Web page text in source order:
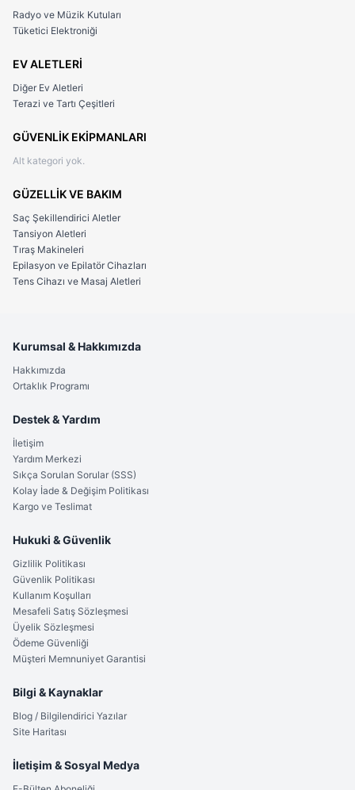
Radyo ve Müzik Kutuları
Tüketici Elektroniği
EV ALETLERİ
Diğer Ev Aletleri
Terazi ve Tartı Çeşitleri
GÜVENLİK EKİPMANLARI
Alt kategori yok.
GÜZELLİK VE BAKIM
Saç Şekillendirici Aletler
Tansiyon Aletleri
Tıraş Makineleri
Epilasyon ve Epilatör Cihazları
Tens Cihazı ve Masaj Aletleri
Kurumsal & Hakkımızda
Hakkımızda
Ortaklık Programı
Destek & Yardım
İletişim
Yardım Merkezi
Sıkça Sorulan Sorular (SSS)
Kolay İade & Değişim Politikası
Kargo ve Teslimat
Hukuki & Güvenlik
Gizlilik Politikası
Güvenlik Politikası
Kullanım Koşulları
Mesafeli Satış Sözleşmesi
Üyelik Sözleşmesi
Ödeme Güvenliği
Müşteri Memnuniyet Garantisi
Bilgi & Kaynaklar
Blog / Bilgilendirici Yazılar
Site Haritası
İletişim & Sosyal Medya